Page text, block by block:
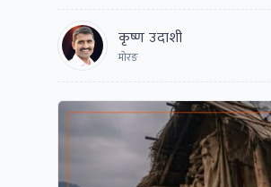
कृष्ण उदाशी
मोरङ